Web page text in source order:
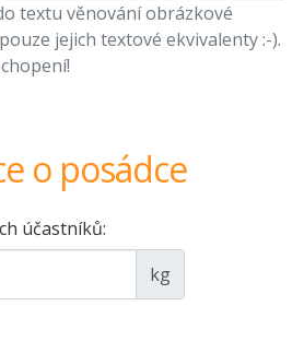
textu věnování obrázkové
jejich textové ekvivalenty :-).
o posádce
účastníků:
kg